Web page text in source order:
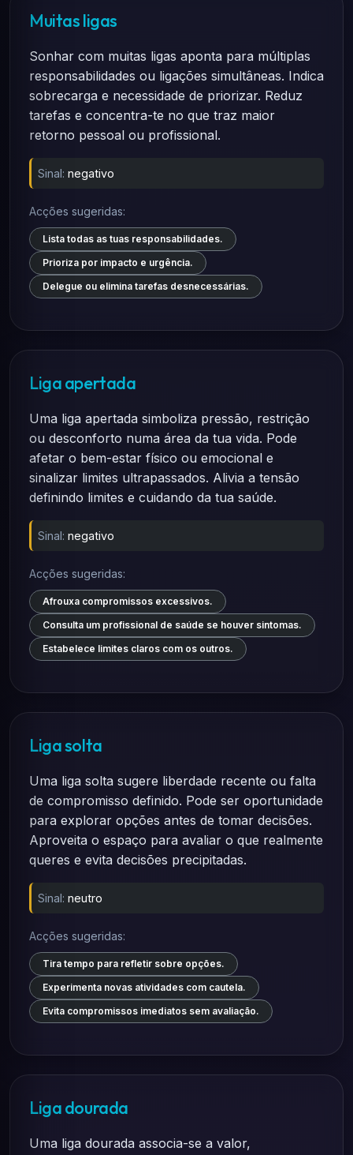
Muitas ligas
Sonhar com muitas ligas aponta para múltiplas
responsabilidades ou ligações simultâneas. Indica
sobrecarga e necessidade de priorizar. Reduz
tarefas e concentra-te no que traz maior
retorno pessoal ou profissional.
Sinal: negativo
Acções sugeridas:
Lista todas as tuas responsabilidades.
Prioriza por impacto e urgência.
Delegue ou elimina tarefas desnecessárias.
Liga apertada
Uma liga apertada simboliza pressão, restrição
ou desconforto numa área da tua vida. Pode
afetar o bem-estar físico ou emocional e
sinalizar limites ultrapassados. Alivia a tensão
definindo limites e cuidando da tua saúde.
Sinal: negativo
Acções sugeridas:
Afrouxa compromissos excessivos.
Consulta um profissional de saúde se houver sintomas.
Estabelece limites claros com os outros.
Liga solta
Uma liga solta sugere liberdade recente ou falta
de compromisso definido. Pode ser oportunidade
para explorar opções antes de tomar decisões.
Aproveita o espaço para avaliar o que realmente
queres e evita decisões precipitadas.
Sinal: neutro
Acções sugeridas:
Tira tempo para refletir sobre opções.
Experimenta novas atividades com cautela.
Evita compromissos imediatos sem avaliação.
Liga dourada
Uma liga dourada associa-se a valor,